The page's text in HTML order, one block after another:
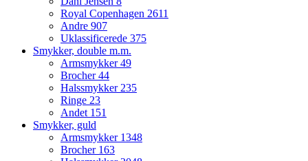
Royal Copenhagen 2611
Andre 907
Uklassificerede 375
Smykker, double m.m.
Armsmykker49
Brocher44
Halssmykker 235
Ringe 23
Andet 151
Smykker, guld
Armsmykker 1348
Brocher 163